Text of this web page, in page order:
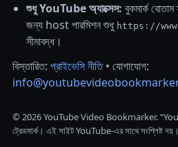
শুধু YouTube অ্যাক্সেস: বুকমার্ক
জন্য host পারমিশন শুধু https://
সীমাবদ্ধ।
বিস্তারিত: প্রাইভেসি নীতি• যোগাযোগ:
© 2026YouTube Video Bookmarker.
ট্রেডমার্ক। এই সাইট YouTube-এর সাথে সংশ্লিষ্ট নয়।